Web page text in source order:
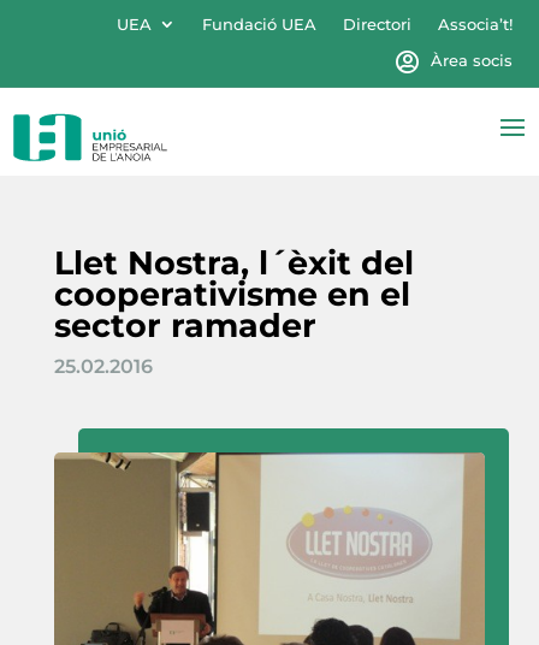
UEA Fundació UEA Directori
Associa’t!
Àrea socis
Llet Nostra, l´èxit del
cooperativisme en el
sector ramader
25.02.2016